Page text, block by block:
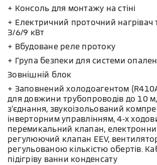
+ Консоль для монтажу на стіні
+ Електричний проточний нагрівач
3/6/9 кВт
+ Вбудоване реле протоку
+ Група безпеки для системи
Зовнішній блок
+ Заповнений холодоагентом
для довжини трубопроводів до 10
з’єднання, звукоізольований
інверторним управлінням, 4-х
перемикальний клапан,
регулюючий клапан EEV,
регульованою кількістю обертів.
підігріву ванни конденсату